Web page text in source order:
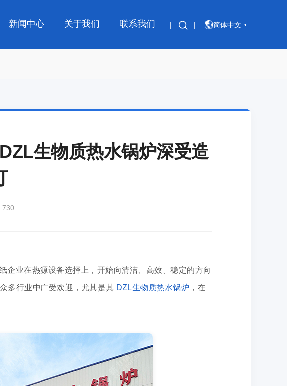
新闻中心 关于我们 联系我们 | | 简体中文 ▼
生物质热水锅炉深受造
730
企业在热源设备选择上，开始向清洁、高效、稳定的方向
多行业中广受欢迎，尤其是其 DZL生物质热水锅炉 ，在